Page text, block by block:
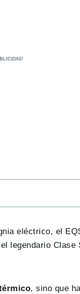
eléctrico, el
legendario Clase
, sino que